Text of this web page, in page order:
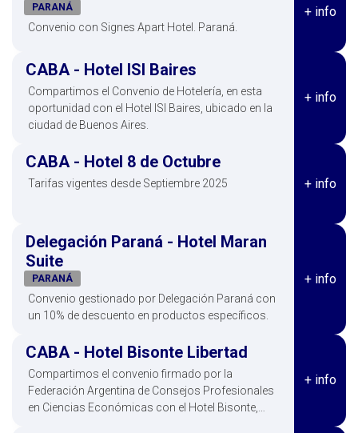
PARANÁ
Convenio con Signes Apart Hotel. Paraná.
+ info
CABA - Hotel ISI Baires
Compartimos el Convenio de Hotelería, en esta
oportunidad con el Hotel ISI Baires, ubicado en la
ciudad de Buenos Aires.
+ info
CABA - Hotel 8 de Octubre
Tarifas vigentes desde Septiembre 2025 + info
Delegación Paraná - Hotel Maran
Suite
PARANÁ
Convenio gestionado por Delegación Paraná con
un 10% de descuento en productos específicos.
+ info
CABA - Hotel Bisonte Libertad
Compartimos el convenio firmado por la
Federación Argentina de Consejos Profesionales
en Ciencias Económicas con el Hotel Bisonte,
+ info